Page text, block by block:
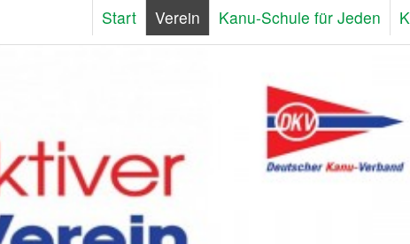
Start Verein Kanu-Schule für Jeden